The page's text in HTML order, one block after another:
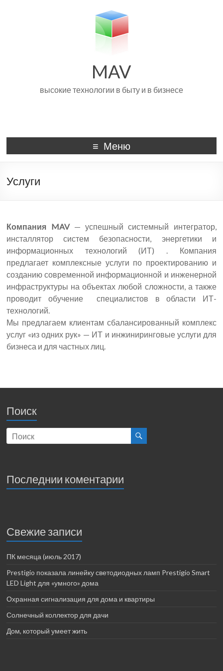
MAV
высокие технологии в быту и в бизнесе
Меню
Услуги
Компания MAV — успешный системный интегратор,
инсталлятор систем безопасности, энергетики и
информационных технологий (ИТ) . Компания
предлагает комплексные услуги по проектированию и
созданию современной информационной и инженерной
инфраструктуры на объектах любой сложности, а также
проводит обучение специалистов в области ИТ-
технологий.
Мы предлагаем клиентам сбалансированный комплекс
услуг «из одних рук» — ИТ и инжиниринговые услуги для
бизнеса и для частных лиц.
Поиск
Последнии коментарии
Свежие записи
ПК месяца (июль 2017)
Prestigio показала линейку светодиодных ламп Prestigio Smart
LED Light для «умного» дома
Охранная сигнализация для дома и квартиры
Солнечный коллектор для дачи
Дом, который умеет жить